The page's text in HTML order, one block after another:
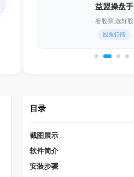
迅雷17
化繁为简,更轻快
通用下载器
目录
截图展示
软件简介
安装步骤